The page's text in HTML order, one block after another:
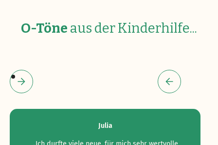
O-Töne aus der Kinderhilfe...
Julia